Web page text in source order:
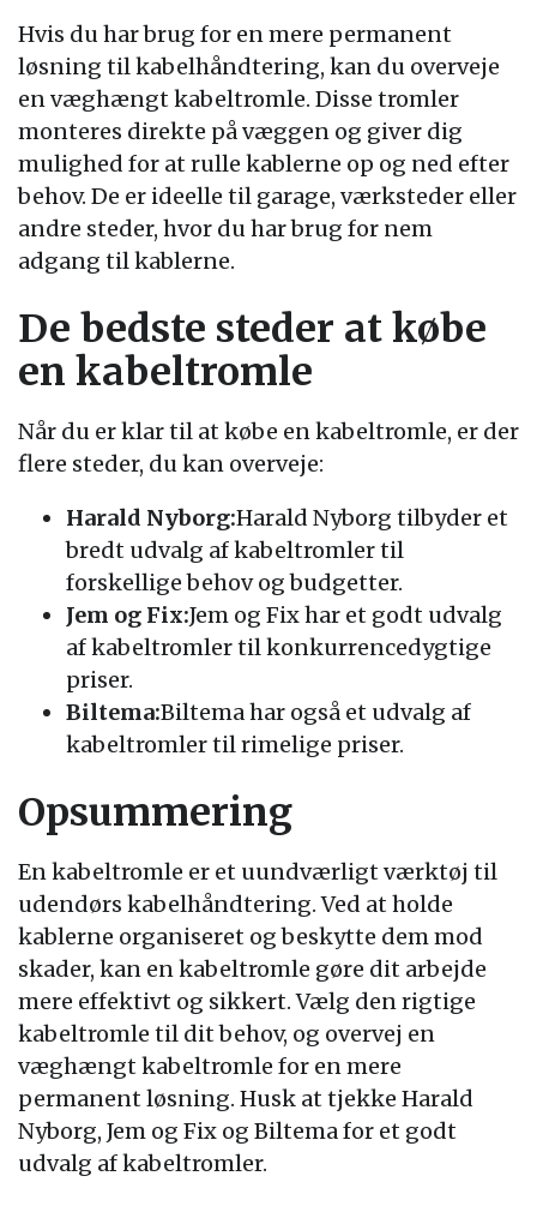
Hvis du har brug for en mere permanent
løsning til kabelhåndtering, kan du overveje
en væghængt kabeltromle. Disse tromler
monteres direkte på væggen og giver dig
mulighed for at rulle kablerne op og ned efter
behov. De er ideelle til garage, værksteder eller
andre steder, hvor du har brug for nem
adgang til kablerne.
De bedste steder at købe
en kabeltromle
Når du er klar til at købe en kabeltromle, er der
flere steder, du kan overveje:
Harald Nyborg:Harald Nyborg tilbyder et
bredt udvalg af kabeltromler til
forskellige behov og budgetter.
Jem og Fix:Jem og Fix har et godt udvalg
af kabeltromler til konkurrencedygtige
priser.
Biltema:Biltema har også et udvalg af
kabeltromler til rimelige priser.
Opsummering
En kabeltromle er et uundværligt værktøj til
udendørs kabelhåndtering. Ved at holde
kablerne organiseret og beskytte dem mod
skader, kan en kabeltromle gøre dit arbejde
mere effektivt og sikkert. Vælg den rigtige
kabeltromle til dit behov, og overvej en
væghængt kabeltromle for en mere
permanent løsning. Husk at tjekke Harald
Nyborg, Jem og Fix og Biltema for et godt
udvalg af kabeltromler.